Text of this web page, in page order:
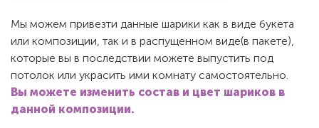
Мы можем привезти данные шарики как в виде букета
или композиции, так и в распущенном виде(в пакете),
которые вы в последствии можете выпустить под
потолок или украсить ими комнату самостоятельно.
Вы можете изменить состав и цвет шариков в
данной композиции.